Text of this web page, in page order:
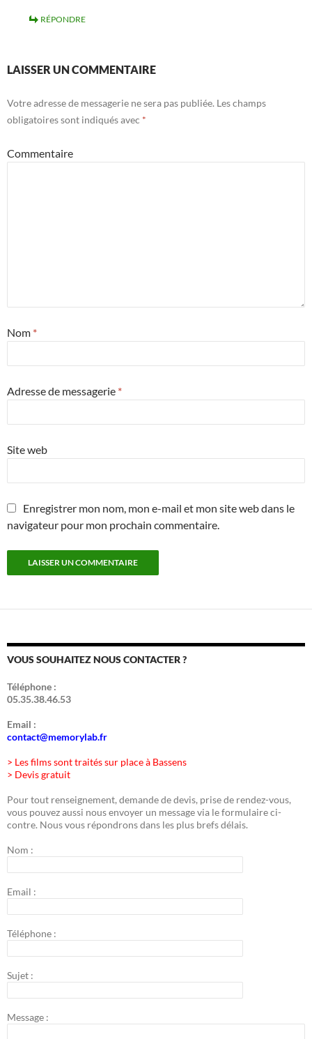
RÉPONDRE
LAISSER UN COMMENTAIRE
Votre adresse de messagerie ne sera pas publiée. Les champs
obligatoires sont indiqués avec *
Commentaire
Nom *
Adresse de messagerie *
Site web
Enregistrer mon nom, mon e-mail et mon site web dans le
navigateur pour mon prochain commentaire.
VOUS SOUHAITEZ NOUS CONTACTER ?
Téléphone :
05.35.38.46.53
Email :
contact@memorylab.fr
> Les films sont traités sur place à Bassens
> Devis gratuit
Pour tout renseignement, demande de devis, prise de rendez-vous,
vous pouvez aussi nous envoyer un message via le formulaire ci-
contre. Nous vous répondrons dans les plus brefs délais.
Nom :
Email :
Téléphone :
Sujet :
Message :